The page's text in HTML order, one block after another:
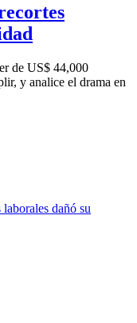
de US$ 44,000
y analice el drama en